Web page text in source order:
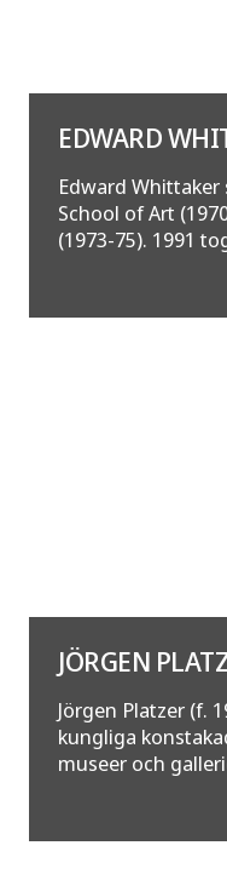
EDWARD
Edward Whittaker
School of Art
(1973-75). 1991
JÖRGEN
Jörgen Platzer (f.
kungliga
museer och